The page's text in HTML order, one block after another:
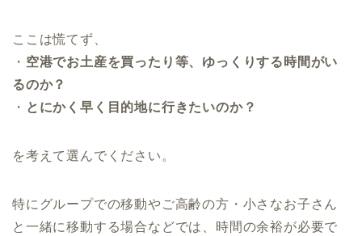
ここは慌てず、
・ 空港でお土産を買ったり等、ゆっくりする時間がい
るのか？
・ とにかく早く目的地に行きたいのか？
を考えて選んでください。
特にグループでの移動やご高齢の方・小さなお子さん
と一緒に移動する場合などでは、時間の余裕が必要で